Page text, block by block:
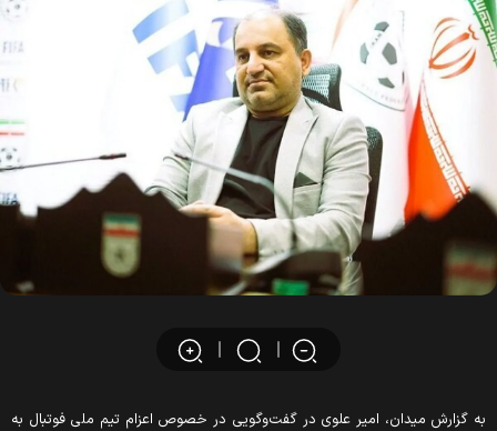
گزارش میدان، امیر علوی در گفت‌وگویی در خصوص اعزام تیم ملی فوتبال به